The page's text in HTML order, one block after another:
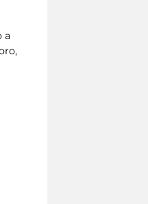
a